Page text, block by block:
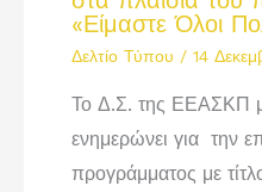
«Είμαστε Όλοι
Δελτίο Τύπου / 14
Το Δ.Σ. της ΕΕΑΣΚΠ
ενημερώνει για την
προγράμματος με